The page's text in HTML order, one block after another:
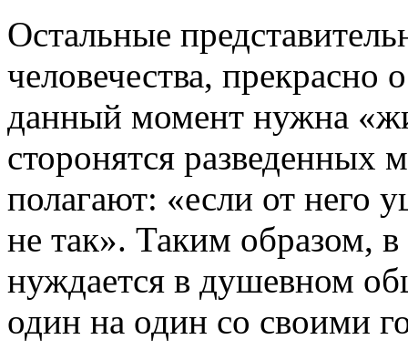
Остальные
человечества, прекрасно
данный момент нужна
сторонятся
полагают: «если от него
не так». Таким образом,
нуждается в душевном
один на один со своими